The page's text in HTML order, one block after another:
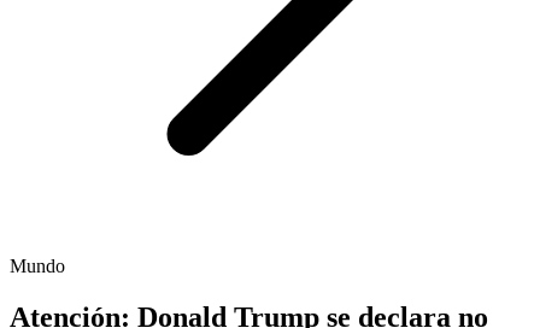
Mundo
Atención: Donald Trump se declara no